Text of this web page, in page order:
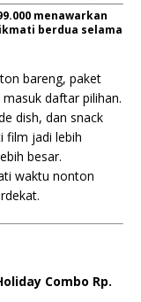
menawarkan
berdua selama
bareng, paket
daftar pilihan.
dish, dan snack
film jadi lebih
besar.
waktu nonton
Combo Rp.